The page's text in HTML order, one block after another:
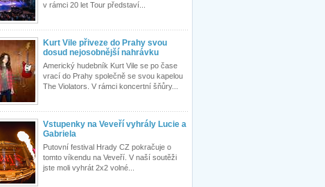
v rámci 20 let Tour představí...
Kurt Vile přiveze do Prahy svou
dosud nejosobnější nahrávku
Americký hudebník Kurt Vile se po čase
vrací do Prahy společně se svou kapelou
The Violators. V rámci koncertní šňůry...
Vstupenky na Veveří vyhrály Lucie a
Gabriela
Putovní festival Hrady CZ pokračuje o
tomto víkendu na Veveří. V naší soutěži
jste moli vyhrát 2x2 volné...